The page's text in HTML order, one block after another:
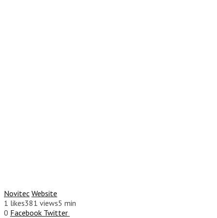
Novitec Website
1 likes381 views5 min
0 Facebook Twitter